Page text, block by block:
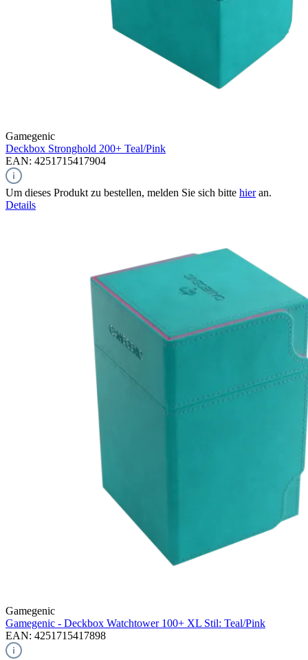
Gamegenic
Deckbox Stronghold 200+ Teal/Pink
EAN: 4251715417904
Um dieses Produkt zu bestellen, melden Sie sich bitte hieran.
Details
Gamegenic
Gamegenic - Deckbox Watchtower 100+ XL Stil: Teal/Pink
EAN: 4251715417898